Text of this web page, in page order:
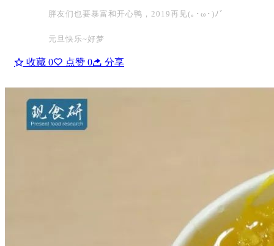
胖友们也要暴富和开心鸭，2019再见(｡･ω･)ﾉﾞ
元旦快乐~好梦
收藏 0 点赞 0 分享